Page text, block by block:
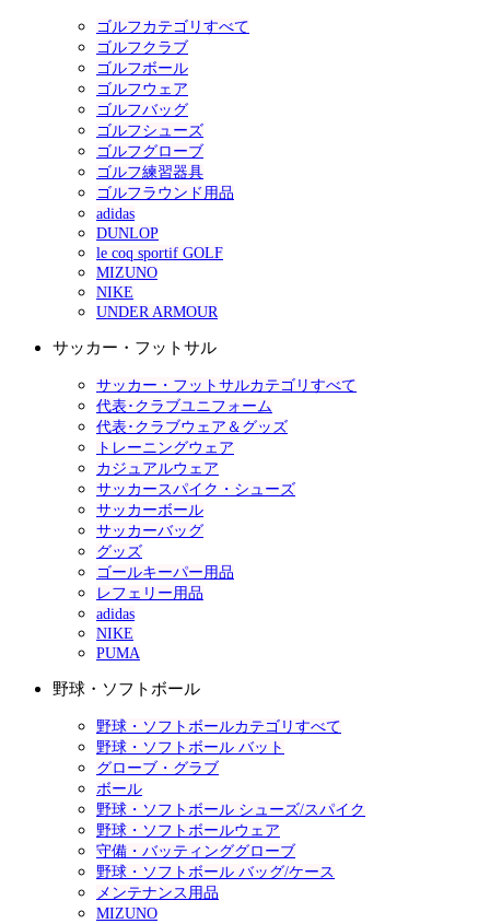
ゴルフカテゴリすべて
ゴルフクラブ
ゴルフボール
ゴルフウェア
ゴルフバッグ
ゴルフシューズ
ゴルフグローブ
ゴルフ練習器具
ゴルフラウンド用品
adidas
DUNLOP
le coq sportif GOLF
MIZUNO
NIKE
UNDER ARMOUR
サッカー・フットサル
サッカー・フットサルカテゴリすべて
代表･クラブユニフォーム
代表･クラブウェア＆グッズ
トレーニングウェア
カジュアルウェア
サッカースパイク・シューズ
サッカーボール
サッカーバッグ
グッズ
ゴールキーパー用品
レフェリー用品
adidas
NIKE
PUMA
野球・ソフトボール
野球・ソフトボールカテゴリすべて
野球・ソフトボール バット
グローブ・グラブ
ボール
野球・ソフトボール シューズ/スパイク
野球・ソフトボールウェア
守備・バッティンググローブ
野球・ソフトボール バッグ/ケース
メンテナンス用品
MIZUNO